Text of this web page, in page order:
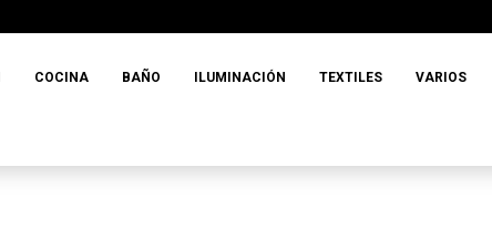
COCINA BAÑO ILUMINACIÓN TEXTILES VARIOS